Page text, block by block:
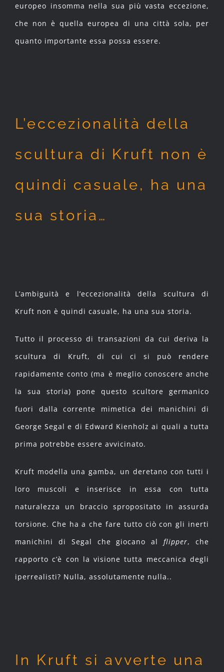
europeo insomma nella sua più vasta eccezione,
che non è quella europea di una città sola, per
quanto importante essa possa essere.
L’eccezionalità della
scultura di Kruft non è
quindi casuale, ha una
sua storia…
L’ambiguità e l’eccezionalità della scultura di
Kruft non è quindi casuale, ha una sua storia.
Tutto il processo di transazioni da cui deriva la
scultura di Kruft, di cui ci si può rendere
rapidamente conto (ma è meglio conoscere anche
la sua storia) pone questo scultore germanico
fuori dalla corrente mimetica dei manichini di
George Segal e di Edward Kienholz ai quali a tutta
prima potrebbe essere avvicinato.
Kruft modella una gamba, un deretano con tutti i
loro muscoli e inserisce in essa con tutta
naturalezza un braccio spropositato in assurda
torsione. Che ha a che fare tutto ciò con gli inerti
manichini di Segal che giocano alflipper, che
rapporto c’è con la visione tutta meccanica degli
iperrealisti? Nulla, assolutamente nulla..
In Kruft si avverte una